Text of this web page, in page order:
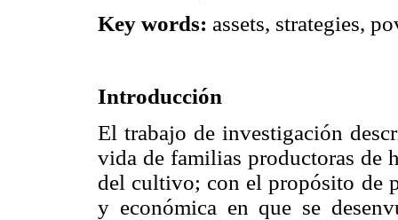
Key words: assets, strategies,
Introducción
El trabajo de investigación
vida de familias productoras de
del cultivo; con el propósito de
y económica en que se